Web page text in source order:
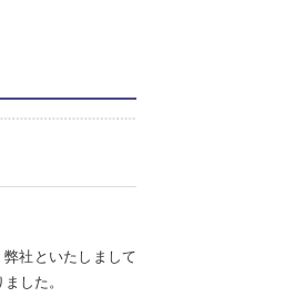
社といたしまして
した。